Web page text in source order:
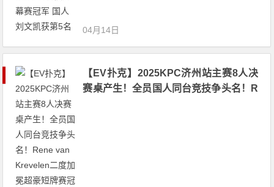
04月14日
【EV扑克】2025KPC济州站主赛8人决
赛桌产生！全员国人同台竞技争头名！R